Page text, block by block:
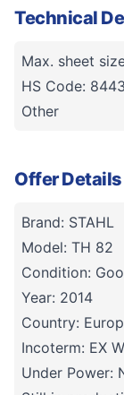
Technical
Max. sheet
HS Code:
Other
Offer Details
Brand: STAHL
Model: TH 82
Condition:
Year: 2014
Country:
Incoterm: EX
Under Power: